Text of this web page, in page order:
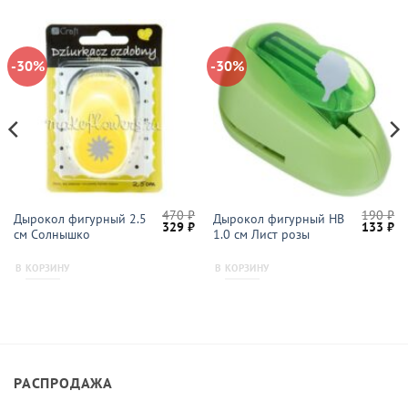
-30%
Дырокол фигурный 2.5
см Солнышко
470₽
Первоначальная
329₽Текущая
цена:
В КОРЗИНУ
-30%
Дырокол фигурный HB
1.0 см Лист розы
190₽
133₽
В КОРЗИНУ
РАСПРОДАЖА